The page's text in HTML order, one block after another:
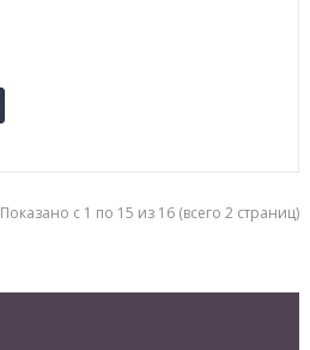
Показано с 1 по 15 из 16 (всего 2 страниц)